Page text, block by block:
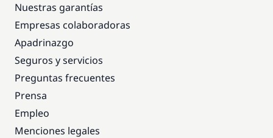
Nuestras garantías
Empresas colaboradoras
Apadrinazgo
Seguros y servicios
Preguntas frecuentes
Prensa
Empleo
Menciones legales